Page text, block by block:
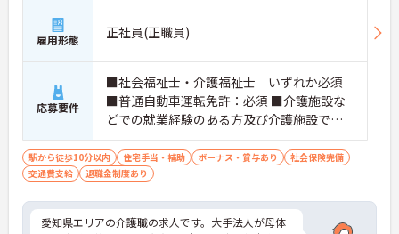
雇用形態 正社員(正職員)
応募要件
■社会福祉士・介護福祉士 いずれか必須
■普通自動車運転免許：必須 ■介護施設な
どでの就業経験のある方及び介護施設での
夜勤経験が有る方
駅から徒歩10分以内 住宅手当・補助 ボーナス・賞与あり
社会保険完備
交通費支給
退職金制度あり
愛知県エリアの介護職の求人です。大手法人が母体